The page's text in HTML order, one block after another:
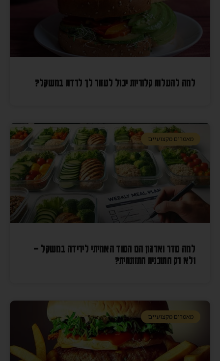
למה להעלות קלוריות יכול לעזור לך לרדת במשקל?
מאמרים מקצועיים
למה סדר וארגון הם הסוד האמיתי לירידה במשקל –
ולא רק התוכנית התזונתית?
מאמרים מקצועיים